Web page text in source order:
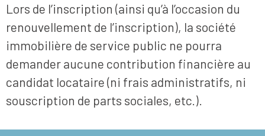
Lors de l’inscription (ainsi qu’à l’occasion du
renouvellement de l’inscription), la société
immobilière de service public ne pourra
demander aucune contribution financière au
candidat locataire (ni frais administratifs, ni
souscription de parts sociales, etc.).